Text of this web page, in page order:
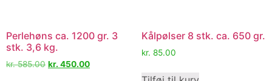
Perlehøns ca. 1200 gr. 3
stk. 3,6 kg.
kr.585.00 kr. 450.00
Kålpølser 8 stk. ca. 650 gr.
kr. 85.00